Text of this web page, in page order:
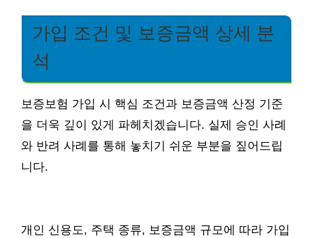
가입 조건 및 보증금액 상세 분
석
보증보험 가입 시 핵심 조건과 보증금액 산정 기준
을 더욱 깊이 있게 파헤치겠습니다. 실제 승인 사례
와 반려 사례를 통해 놓치기 쉬운 부분을 짚어드립
니다.
개인 신용도, 주택 종류, 보증금액 규모에 따라 가입